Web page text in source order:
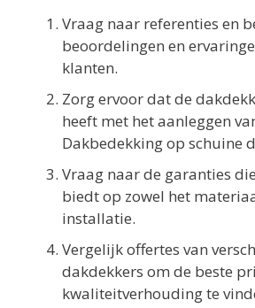
Vraag naar referenties en
beoordelingen en
klanten.
Zorg ervoor dat de
heeft met het aanleggen
Dakbedekking op schuine
Vraag naar de garanties
biedt op zowel het
installatie.
Vergelijk offertes van
dakdekkers om de beste
kwaliteitverhouding te